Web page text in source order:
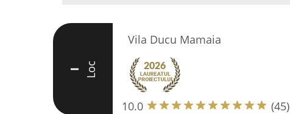
I Loc
Vila Ducu Mamaia
10.0 (45)